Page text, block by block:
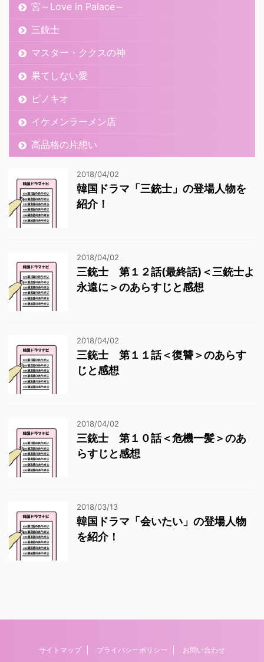
宮～Love in Palace～
三銃士
マスター・ククスの神
果てしない愛
ピノキオ
イケメンラーメン店
高品格の片想い
2018/04/02
韓国ドラマ「三銃士」の登場人物を
紹介！
2018/04/02
三銃士 第１２話(最終話)＜三銃士よ
永遠に＞のあらすじと感想
2018/04/02
三銃士 第１１話＜復讐＞のあらす
じと感想
2018/04/02
三銃士 第１０話＜危機一髪＞のあ
らすじと感想
2018/03/13
韓国ドラマ「会いたい」の登場人物
を紹介！
サイトマップ プライバシーポリシー お問い合わせ